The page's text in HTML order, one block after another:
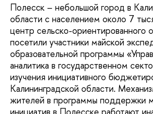
Полесск – небольшой город в
области с населением около 7
центр сельско-ориентированного
посетили участники майской
образовательной программы
аналитика в государственном
изучения инициативного
Калининградской области.
жителей в программы поддержки